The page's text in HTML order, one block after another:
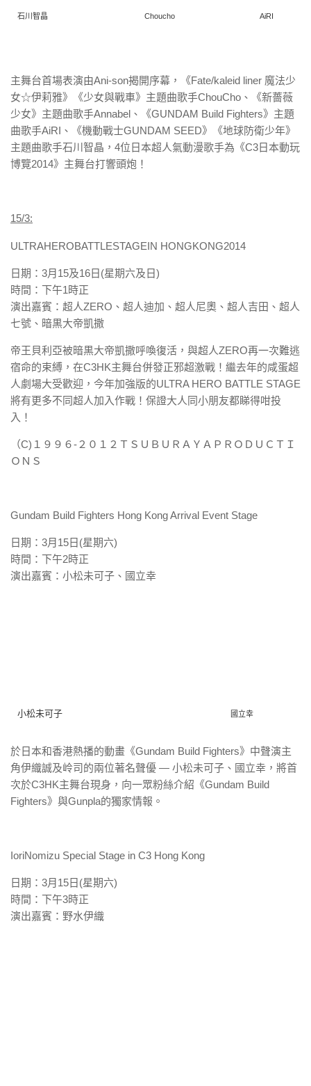
石川智晶 Choucho AiRI
主舞台首場表演由Ani-son揭開序幕，《Fate/kaleid liner 魔法少
女☆伊莉雅》《少女與戰車》主題曲歌手ChouCho、《新薔薇
少女》主題曲歌手Annabel、《GUNDAM Build Fighters》主題
曲歌手AiRI、《機動戰士GUNDAM SEED》《地球防衛少年》
主題曲歌手石川智晶，4位日本超人氣動漫歌手為《C3日本動玩
博覽2014》主舞台打響頭炮！
15/3:
ULTRAHEROBATTLESTAGEIN HONGKONG2014
日期：3月15及16日(星期六及日)
時間：下午1時正
演出嘉賓：超人ZERO、超人迪加、超人尼奧、超人吉田、超人
七號、暗黒大帝凱撒
帝王貝利亞被暗黒大帝凱撒呼喚復活，與超人ZERO再一次難逃
宿命的束縛，在C3HK主舞台併發正邪超激戰！繼去年的咸蛋超
人劇場大受歡迎，今年加強版的ULTRA HERO BATTLE STAGE
將有更多不同超人加入作戰！保證大人同小朋友都睇得咁投
入！
（C)１９９６-２０１２ＴＳＵＢＵＲＡＹＡＰＲＯＤＵＣＴＩ
ＯＮＳ
Gundam Build Fighters Hong Kong Arrival Event Stage
日期：3月15日(星期六)
時間：下午2時正
演出嘉賓：小松未可子、國立幸
小松未可子 國立幸
於日本和香港熱播的動畫《Gundam Build Fighters》中聲演主
角伊織誠及岭司的兩位著名聲優 — 小松未可子、國立幸，將首
次於C3HK主舞台現身，向一眾粉絲介紹《Gundam Build
Fighters》與Gunpla的獨家情報。
IoriNomizu Special Stage in C3 Hong Kong
日期：3月15日(星期六)
時間：下午3時正
演出嘉賓：野水伊織